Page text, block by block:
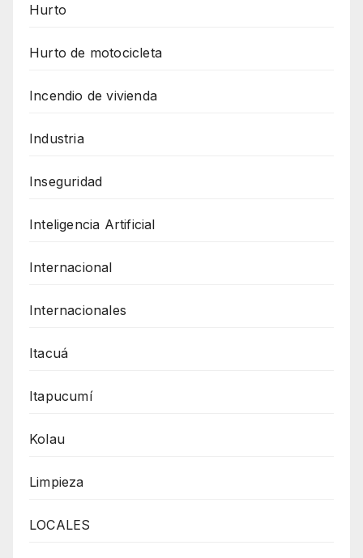
Hurto
Hurto de motocicleta
Incendio de vivienda
Industria
Inseguridad
Inteligencia Artificial
Internacional
Internacionales
Itacuá
Itapucumí
Kolau
Limpieza
LOCALES